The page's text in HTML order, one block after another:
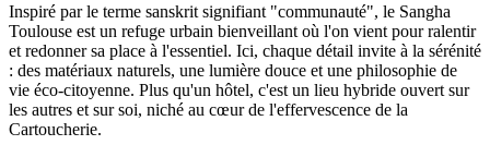
Inspiré par le terme sanskrit signifiant "communauté", le Sangha
Toulouse est un refuge urbain bienveillant où l'on vient pour ralentir
et redonner sa place à l'essentiel. Ici, chaque détail invite à la sérénité
: des matériaux naturels, une lumière douce et une philosophie de
vie éco-citoyenne. Plus qu'un hôtel, c'est un lieu hybride ouvert sur
les autres et sur soi, niché au cœur de l'effervescence de la
Cartoucherie.